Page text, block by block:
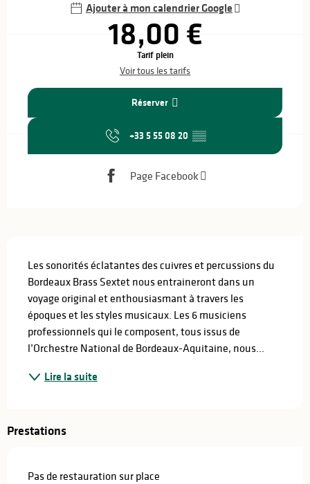
Ajouter à mon calendrier Google
18,00 €
Tarif plein
Voir tous les tarifs
Réserver
+33 5 55 08 20 ▒▒
Page Facebook
Les sonorités éclatantes des cuivres et percussions du
Bordeaux Brass Sextet nous entraineront dans un
voyage original et enthousiasmant à travers les
époques et les styles musicaux. Les 6 musiciens
professionnels qui le composent, tous issus de
l’Orchestre National de Bordeaux-Aquitaine, nous...
Lire la suite
Prestations
Pas de restauration sur place